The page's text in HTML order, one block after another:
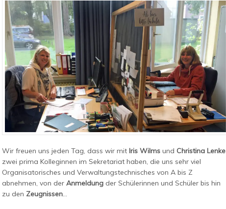
Wir freuen uns jeden Tag, dass wir mit Iris Wilms und Christina Lenke
zwei prima Kolleginnen im Sekretariat haben, die uns sehr viel
Organisatorisches und Verwaltungstechnisches von A bis Z
abnehmen, von der Anmeldung der Schülerinnen und Schüler bis hin
zu den Zeugnissen…